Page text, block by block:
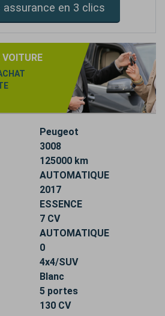
assurance en 3 clics
VOITURE
Peugeot
3008
125000 km
AUTOMATIQUE
2017
ESSENCE
7 CV
AUTOMATIQUE
0
4x4/SUV
Blanc
5 portes
130 CV